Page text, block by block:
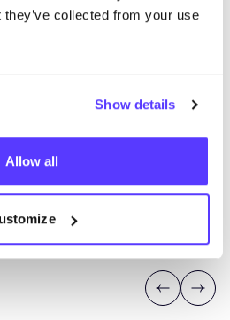
collected from your use
Show details
Allow all
Previous
Next